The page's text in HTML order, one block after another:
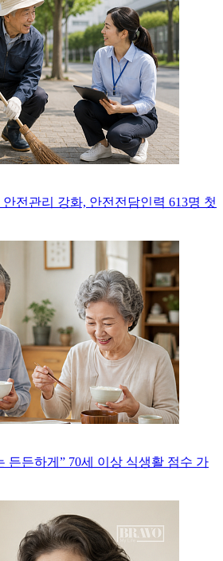
전관리 강화, 안전전담인력 613명 첫
든든하게” 70세 이상 식생활 점수 가